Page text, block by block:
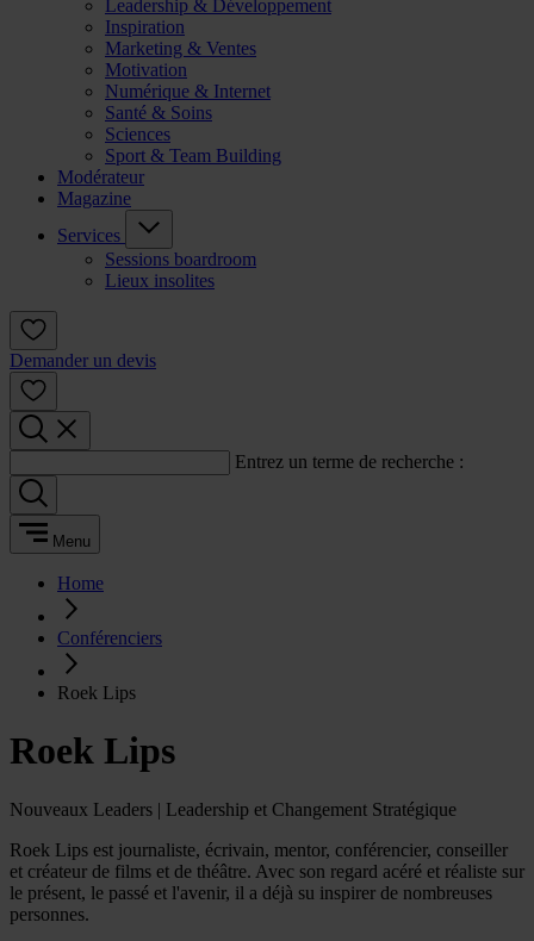
Leadership & Développement
Inspiration
Marketing & Ventes
Motivation
Numérique & Internet
Santé & Soins
Sciences
Sport & Team Building
Modérateur
Magazine
Services
Sessions boardroom
Lieux insolites
Demander un devis
Entrez un terme de recherche :
Menu
Home
Conférenciers
Roek Lips
Roek Lips
Nouveaux Leaders | Leadership et Changement Stratégique
Roek Lips est journaliste, écrivain, mentor, conférencier, conseiller
et créateur de films et de théâtre. Avec son regard acéré et réaliste sur
le présent, le passé et l'avenir, il a déjà su inspirer de nombreuses
personnes.